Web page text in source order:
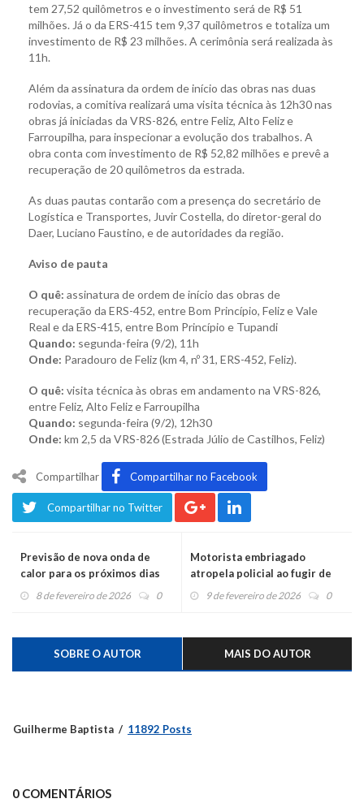
tem 27,52 quilômetros e o investimento será de R$ 51
milhões. Já o da ERS-415 tem 9,37 quilômetros e totaliza um
investimento de R$ 23 milhões. A cerimônia será realizada às
11h.
Além da assinatura da ordem de início das obras nas duas
rodovias, a comitiva realizará uma visita técnica às 12h30 nas
obras já iniciadas da VRS-826, entre Feliz, Alto Feliz e
Farroupilha, para inspecionar a evolução dos trabalhos. A
obra conta com investimento de R$ 52,82 milhões e prevê a
recuperação de 20 quilômetros da estrada.
As duas pautas contarão com a presença do secretário de
Logística e Transportes, Juvir Costella, do diretor-geral do
Daer, Luciano Faustino, e de autoridades da região.
Aviso de pauta
O quê: assinatura de ordem de início das obras de
recuperação da ERS-452, entre Bom Princípio, Feliz e Vale
Real e da ERS-415, entre Bom Princípio e Tupandi
Quando: segunda-feira (9/2), 11h
Onde: Paradouro de Feliz (km 4, nº 31, ERS-452, Feliz).
O quê: visita técnica às obras em andamento na VRS-826,
entre Feliz, Alto Feliz e Farroupilha
Quando: segunda-feira (9/2), 12h30
Onde: km 2,5 da VRS-826 (Estrada Júlio de Castilhos, Feliz)
Compartilhar Compartilhar no Facebook
Compartilhar no Twitter
Previsão de nova onda de
calor para os próximos dias
8 de fevereiro de 2026 0
Motorista embriagado
atropela policial ao fugir de
abordagem e é preso
9 de fevereiro de 2026 0
SOBRE O AUTOR MAIS DO AUTOR
Guilherme Baptista 11892 Posts
0 COMENTÁRIOS